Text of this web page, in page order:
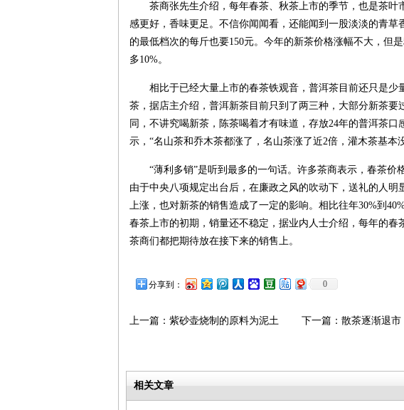
茶商张先生介绍，每年春茶、秋茶上市的季节，也是茶
感更好，香味更足。不信你闻闻看，还能闻到一股淡淡的青
的最低档次的每斤也要150元。今年的新茶价格涨幅不大，但
多10%。
相比于已经大量上市的春茶铁观音，普洱茶目前还只是
茶，据店主介绍，普洱新茶目前只到了两三种，大部分新茶
同，不讲究喝新茶，陈茶喝着才有味道，存放24年的普洱茶
示，“名山茶和乔木茶都涨了，名山茶涨了近2倍，灌木茶基本
“薄利多销”是听到最多的一句话。许多茶商表示，春茶
由于中央八项规定出台后，在廉政之风的吹动下，送礼的人
上涨，也对新茶的销售造成了一定的影响。相比往年30%到
春茶上市的初期，销量还不稳定，据业内人士介绍，每年的春
茶商们都把期待放在接下来的销售上。
分享到： 0
上一篇： 紫砂壶烧制的原料为泥土 下一篇： 散茶逐渐退市
相关文章